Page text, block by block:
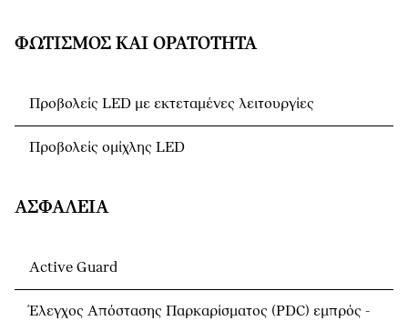
ΦΩΤΙΣΜΌΣ ΚΑΙ ΟΡΑΤΌΤΗΤΑ
Προβολείς LED με εκτεταμένες λειτουργίες
Προβολείς ομίχλης LED
ΑΣΦΆΛΕΙΑ
Active Guard
Έλεγχος Απόστασης Παρκαρίσματος (PDC) εμπρός -